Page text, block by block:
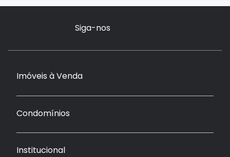
Siga-nos
Imóveis à Venda
Condomínios
Institucional